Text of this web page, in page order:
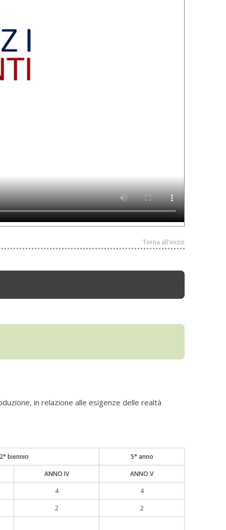
Torna all'inizio
in relazione alle esigenze delle realtà
2° biennio
5° anno
ANNO IV
ANNO V
4
4
2
2